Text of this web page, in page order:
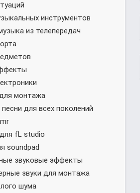
инструментов
из телепередач
монтажа
для всех поколений
fL studio
soundpad
звуковые эффекты
звуки для монтажа
шума